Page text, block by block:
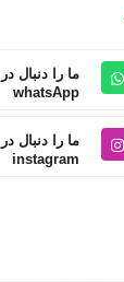
ما را دنبال در
whatsApp
ما را دنبال در
instagram